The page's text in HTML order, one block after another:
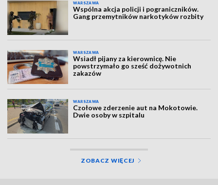
WARSZAWA
Wspólna akcja policji i pograniczników.
Gang przemytników narkotyków rozbity
WARSZAWA
Wsiadł pijany za kierownicę. Nie
powstrzymało go sześć dożywotnich
zakazów
WARSZAWA
Czołowe zderzenie aut na Mokotowie.
Dwie osoby w szpitalu
ZOBACZ WIĘCEJ